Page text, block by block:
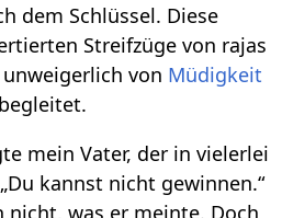
dem Schlüssel. Diese
Streifzüge von rajas
von Müdigkeit
begleitet.
mein Vater, der in vielerlei
kannst nicht gewinnen.“
nicht, was er meinte. Doch